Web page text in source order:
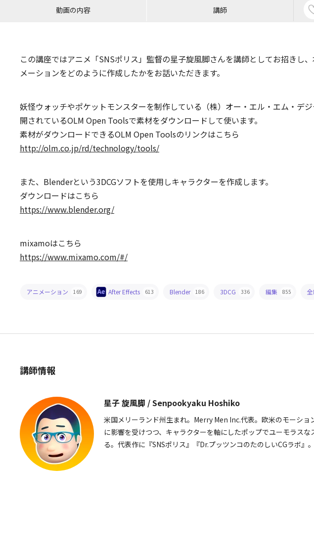
動画の内容 講師
この講座ではアニメ「SNSポリス」監督の星子旋風脚さんを講師としてお招きし
メーションをどのように作成したかをお話いただきます。
妖怪ウォッチやポケットモンスターを制作している（株）オー・エル・エム・デ
開されているOLM Open Toolsで素材をダウンロードして使います。
素材がダウンロードできるOLM Open Toolsのリンクはこちら
http://olm.co.jp/rd/technology/tools/
また、Blenderという3DCGソフトを使用しキャラクターを作成します。
ダウンロードはこちら
https://www.blender.org/
mixamoはこちら
https://www.mixamo.com/#/
アニメーション 169 After Effects 613 Blender 186 3DCG 336 編集 855
講師情報
星子 旋風脚 / Senpookyaku Hoshiko
米国メリーランド州生まれ。Merry Men Inc.代表。欧米のモーショ
に影響を受けつつ、キャラクターを軸にしたポップでユーモラス
る。代表作に『SNSポリス』『Dr.プッツンコのたのしいCGラボ』。